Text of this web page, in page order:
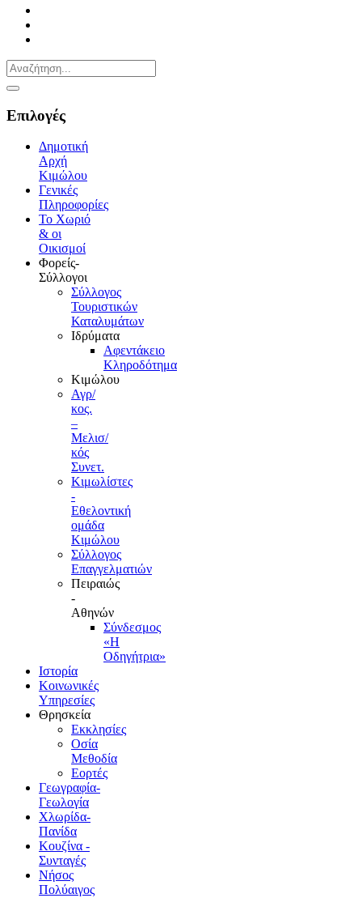
Επιλογές
Δημοτική
Αρχή
Κιμώλου
Γενικές
Πληροφορίες
Το Xωριό
& οι
Οικισμοί
Φορείς-
Σύλλογοι
Σύλλογος
Τουριστικών
Καταλυμάτων
Ιδρύματα
Αφεντάκειο
Κληροδότημα
Κιμώλου
Αγρ/
κος.
–
Μελισ/
κός
Συνετ.
Κιμωλίστες
-
Εθελοντική
ομάδα
Κιμώλου
Σύλλογος
Επαγγελματιών
Πειραιώς
-
Αθηνών
Σύνδεσμος
«Η
Οδηγήτρια»
Ιστορία
Κοινωνικές
Υπηρεσίες
Θρησκεία
Εκκλησίες
Οσία
Μεθοδία
Εορτές
Γεωγραφία-
Γεωλογία
Χλωρίδα-
Πανίδα
Κουζίνα -
Συνταγές
Νήσος
Πολύαιγος